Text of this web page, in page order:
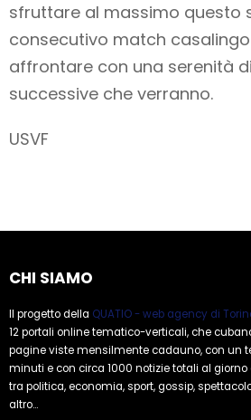
sfruttare al massimo questo
consecutivo match
affrontare con una serenità
successive che verranno.
USVF
CHI SIAMO
Il progetto della QUATIO - web agency di
12 portali online tematico-verticali, che
pagine viste mensilmente cadauno, con un
minuti e con circa 1000 notizie totali al giorno
tra politica, economia, sport, gossip,
altro...